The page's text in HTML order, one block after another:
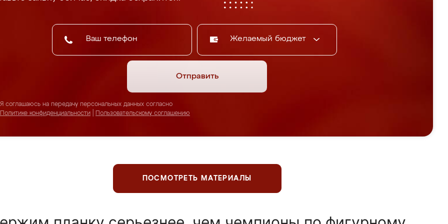
Желаемый бюджет
Отправить
Я соглашаюсь на передачу персональных данных согласно
Политике конфиденциальности
Пользовательскому соглашению
ПОСМОТРЕТЬ МАТЕРИАЛЫ